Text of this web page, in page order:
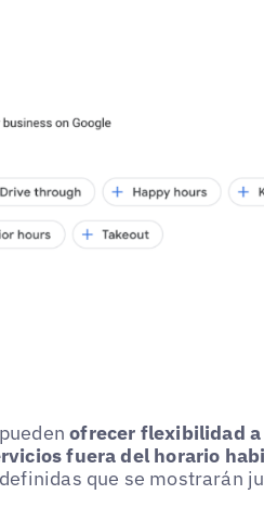
ofrecer flexibilidad
fuera del horario
que se mostrarán